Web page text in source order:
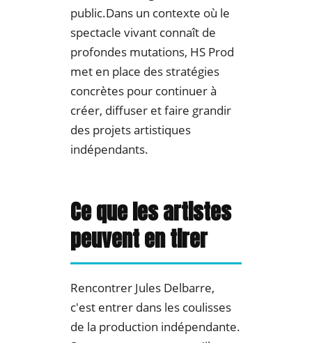
public.Dans un contexte où le
spectacle vivant connaît de
profondes mutations, HS Prod
met en place des stratégies
concrètes pour continuer à
créer, diffuser et faire grandir
des projets artistiques
indépendants.
Ce que les artistes
peuvent en tirer
Rencontrer Jules Delbarre,
c'est entrer dans les coulisses
de la production indépendante.